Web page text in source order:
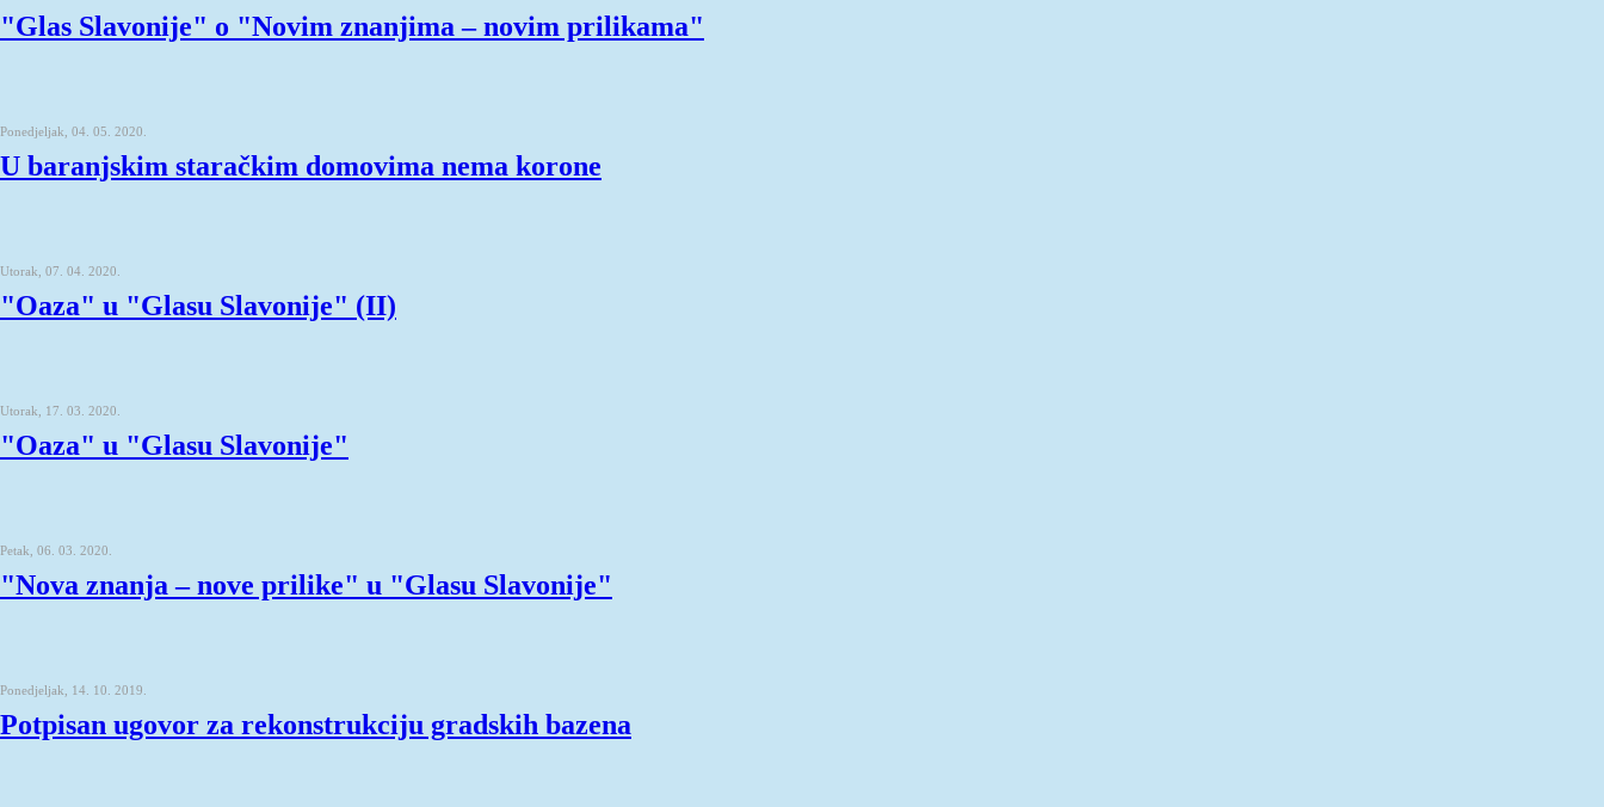
"Glas Slavonije" o "Novim znanjima – novim prilikama"
Ponedjeljak, 04. 05. 2020.
U baranjskim staračkim domovima nema korone
Utorak, 07. 04. 2020.
"Oaza" u "Glasu Slavonije" (II)
Utorak, 17. 03. 2020.
"Oaza" u "Glasu Slavonije"
Petak, 06. 03. 2020.
"Nova znanja – nove prilike" u "Glasu Slavonije"
Ponedjeljak, 14. 10. 2019.
Potpisan ugovor za rekonstrukciju gradskih bazena